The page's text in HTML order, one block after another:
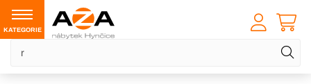
KATEGORIE